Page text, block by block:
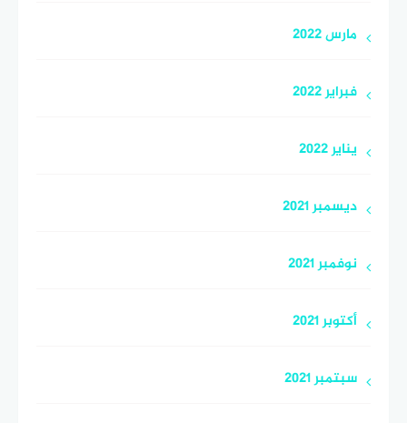
مارس 2022
فبراير 2022
يناير 2022
ديسمبر 2021
نوفمبر 2021
أكتوبر 2021
سبتمبر 2021